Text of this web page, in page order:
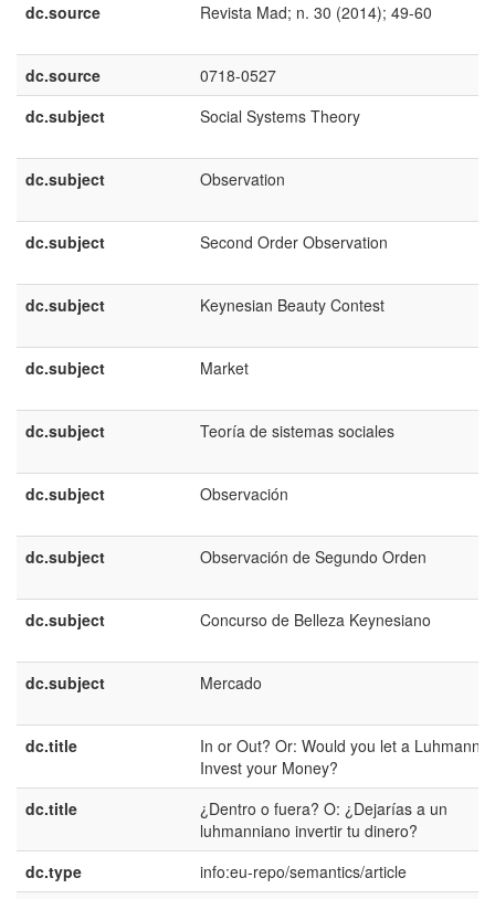
dc.source Revista Mad; n. 30 (2014); 49-60
dc.source
0718-0527
dc.subject
Social Systems Theory
dc.subject Observation
dc.subject Second Order Observation
dc.subject Keynesian Beauty Contest
dc.subject Market
dc.subject Teoría de sistemas sociales
dc.subject Observación
dc.subject Observación de Segundo Orden
dc.subject Concurso de Belleza Keynesiano
dc.subject Mercado
dc.title
In or Out? Or: Would you let a
Invest your Money?
dc.title
¿Dentro o fuera? O: ¿Dejarías a un
luhmanniano invertir tu dinero?
dc.type
info:eu-repo/semantics/article